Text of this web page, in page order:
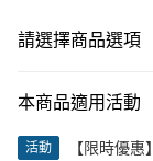
請選擇商品選項
本商品適用活動
活動
【限時優